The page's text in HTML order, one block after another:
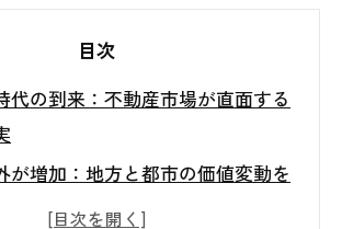
目次
代の到来：不動産市場が直面する
が増加：地方と都市の価値変動を